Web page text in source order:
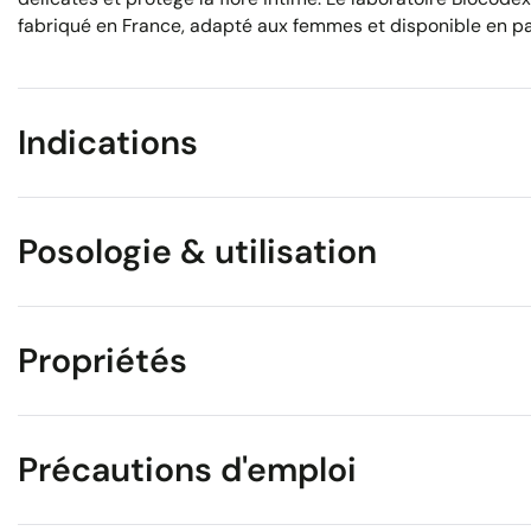
fabriqué en France, adapté aux femmes et disponible en
Indications
Posologie & utilisation
Propriétés
Précautions d'emploi